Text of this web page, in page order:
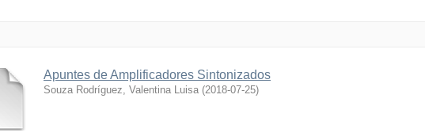
Apuntes de Amplificadores Sintonizados
Souza Rodríguez, Valentina Luisa (2018-07-25)